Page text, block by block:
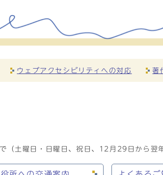
ウェブアクセシビリティへの対応 著
（土曜日・日曜日、祝日、12月29日から翌